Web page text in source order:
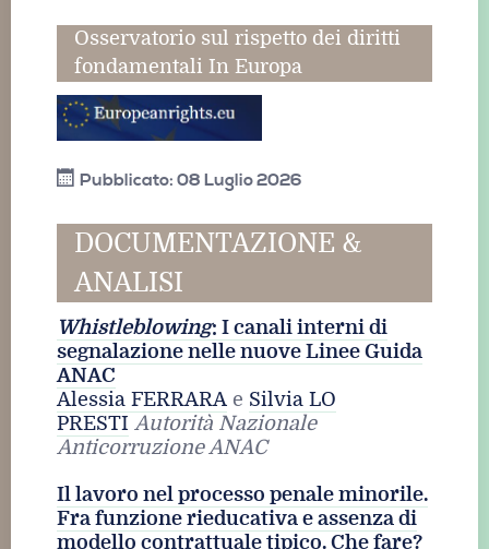
Osservatorio sul rispetto dei diritti
fondamentali In Europa
Pubblicato: 08 Luglio 2026
DOCUMENTAZIONE &
ANALISI
Whistleblowing: I canali interni di
segnalazione nelle nuove Linee Guida
ANAC
Alessia FERRARA e Silvia LO
PRESTI Autorità Nazionale
Anticorruzione ANAC
Il lavoro nel processo penale minorile.
Fra funzione rieducativa e assenza di
modello contrattuale tipico. Che fare?